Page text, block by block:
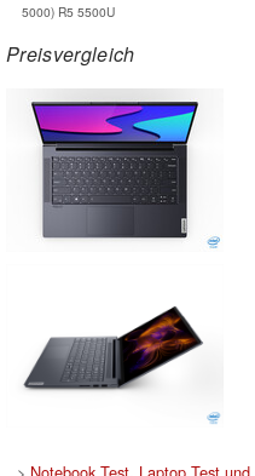
5000) R5 5500U
Preisvergleich
> Notebook Test, Laptop Test und